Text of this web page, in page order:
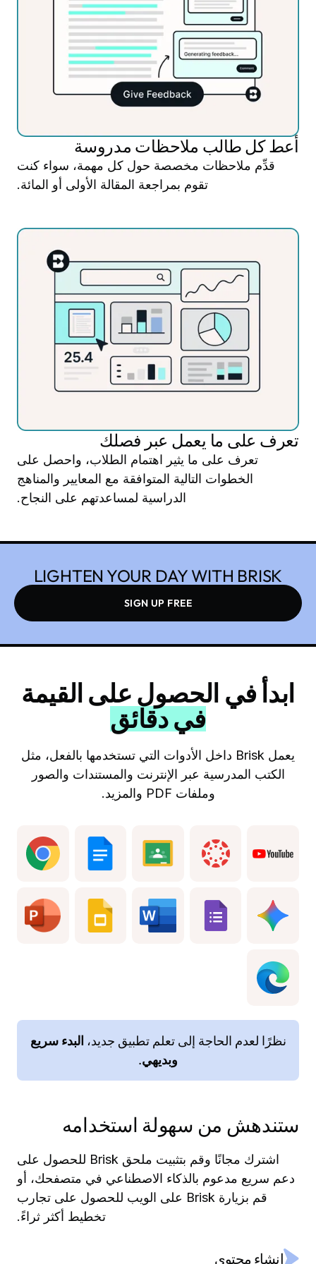
أعط كل طالب ملاحظات مدروسة
قدِّم ملاحظات مخصصة حول كل مهمة، سواء كنت
تقوم بمراجعة المقالة الأولى أو المائة.
تعرف على ما يعمل عبر فصلك
تعرف على ما يثير اهتمام الطلاب، واحصل على
الخطوات التالية المتوافقة مع المعايير والمناهج
الدراسية لمساعدتهم على النجاح.
LIGHTEN YOUR DAY WITH BRISK
SIGN UP FREE
ابدأ في الحصول على القيمة
في دقائق
يعمل Brisk داخل الأدوات التي تستخدمها بالفعل، مثل
الكتب المدرسية عبر الإنترنت والمستندات والصور
وملفات PDF والمزيد.
نظرًا لعدم الحاجة إلى تعلم تطبيق جديد، البدء سريع
وبديهي.
ستندهش من سهولة استخدامه
اشترك مجانًا وقم بتثبيت ملحق Brisk للحصول على
دعم سريع مدعوم بالذكاء الاصطناعي في متصفحك، أو
قم بزيارة Brisk على الويب للحصول على تجارب
تخطيط أكثر ثراءً.
إنشاء محتوى